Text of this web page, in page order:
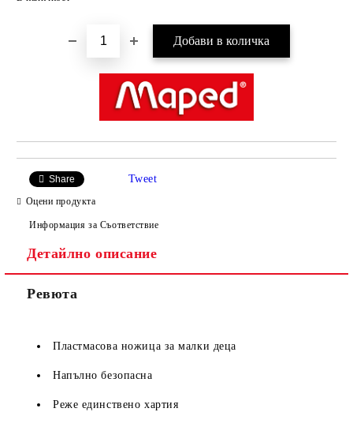
Share Tweet
Оцени продукта
Информация за Съответствие
Детайлно описание
Ревюта
Пластмасова ножица за малки деца
Напълно безопасна
Реже единствено хартия